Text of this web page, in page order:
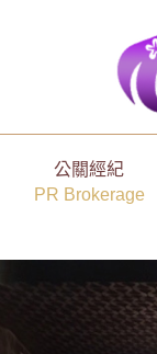
公關經紀
PR Brokerage